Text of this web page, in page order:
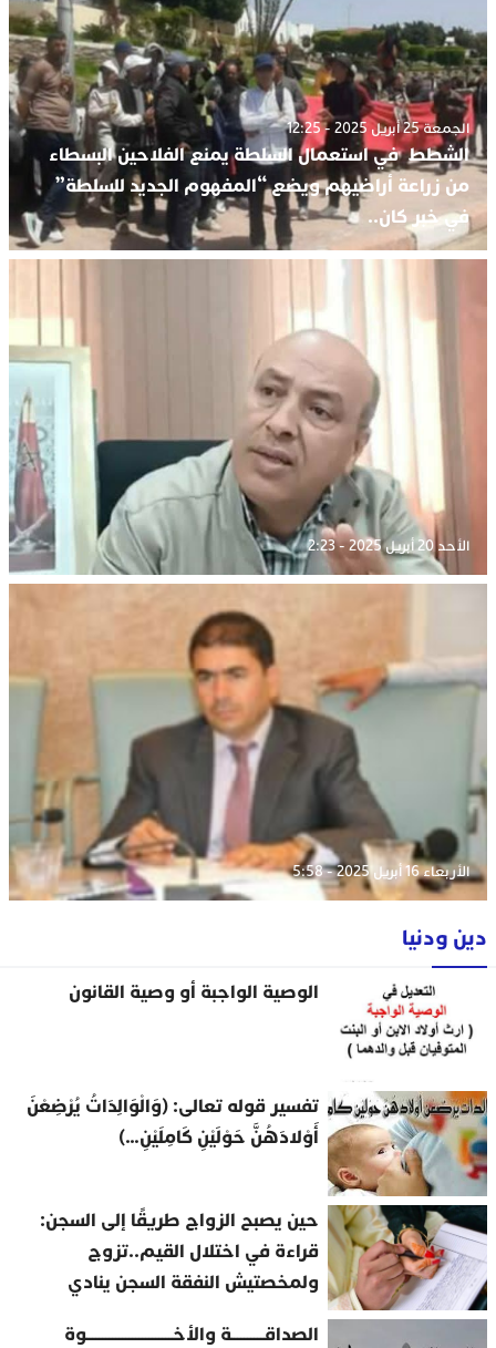
الجمعة 25 أبريل 2025 - 12:25
الشطط في استعمال السلطة يمنع الفلاحين البسطاء
من زراعة أراضيهم ويضع “المفهوم الجديد للسلطة”
في خبر كان..
الأحد 20 أبريل 2025 - 2:23
الأربعاء 16 أبريل 2025 - 5:58
دين ودنيا
الوصية الواجبة أو وصية القانون
تفسير قوله تعالى: (وَالْوَالِدَاتُ يُرْضِعْنَ
أَوْلادَهُنَّ حَوْلَيْنِ كَامِلَيْنِ…)
حين يصبح الزواج طريقًا إلى السجن:
قراءة في اختلال القيم..تزوج
ولمخصتيش النفقة السجن ينادي
الصداقــــــــــة والأخــــــــــــــــــــــــــوة